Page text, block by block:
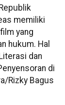
memiliki
yang
hukum. Hal
dan
di
Rizky Bagus